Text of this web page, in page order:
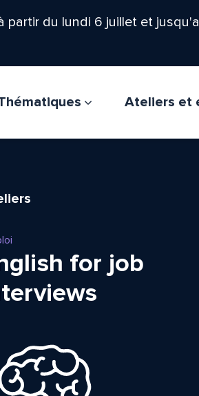
partir du lundi 6 juillet et
Ateliers et
for job